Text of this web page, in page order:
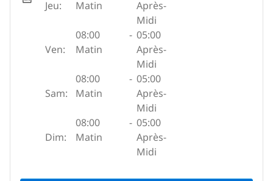
Jeu:
Matin
Après-
Midi
Ven:
08:00
Matin
- 05:00
Après-
Midi
Sam:
08:00
Matin
- 05:00
Après-
Midi
Dim:
08:00
Matin
- 05:00
Après-
Midi